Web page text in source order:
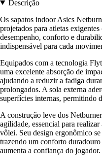
Descrição
Os sapatos indoor Asics
projetados para atletas
desempenho, conforto e
indispensável para cada
Equipados com a tecnologia
uma excelente absorção de
ajudando a reduzir a fadiga
prolongados. A sola externa
superfícies internas, permitindo
A construção leve dos
agilidade, essencial para realizar
vôlei. Seu design ergonômico
trazendo um conforto duradouro
aumenta a confiança do jogador.